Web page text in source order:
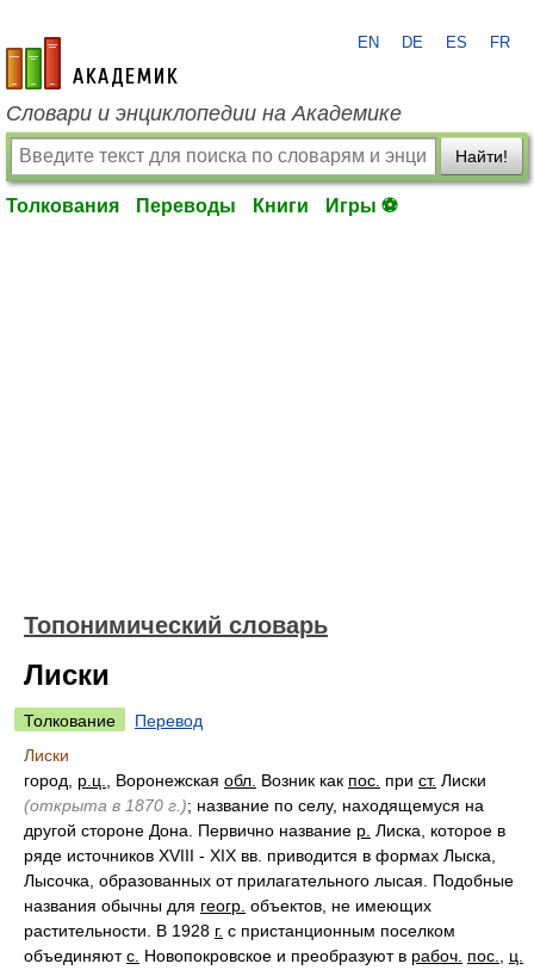
academic.ru
EN DE ES FR
Словари и энциклопедии на Академике
Найти!
Толкования Переводы Книги Игры ⚽
Топонимический словарь
Лиски
Толкование
Перевод
Лиски
город, р.ц. , Воронежская обл. Возник как пос. при ст. Лиски
(открыта в 1870 г.); название по селу, находящемуся на
другой стороне Дона. Первично название р. Лиска, которое в
ряде источников XVIII - XIX вв. приводится в формах Лыска,
Лысочка, образованных от прилагательного лысая. Подобные
названия обычны для геогр. объектов, не имеющих
растительности. В 1928 г. с пристанционным поселком
объединяютс. Новопокровское и преобразуют в рабоч. пос.
ц.